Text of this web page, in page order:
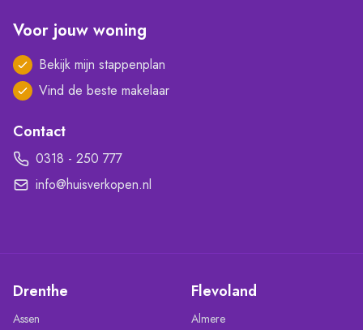
Voor jouw woning
Bekijk mijn stappenplan
Vind de beste makelaar
Contact
0318 - 250 777
info@huisverkopen.nl
Drenthe
Assen
Flevoland
Almere